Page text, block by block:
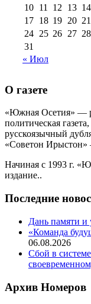
10 11 12 13 14
17 18 19 20 21
24 25 26 27 28
31
« Июл
О газете
«Южная Осетия» —
политическая
русскоязычный
«Советон Ирыстон»
Начиная с 1993 г.
издание..
Последние
Дань памяти и
«Команда
06.08.2026
Сбой в
Архив Номеров